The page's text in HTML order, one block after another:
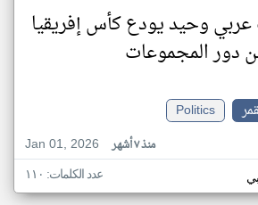
وحيد يودع كأس إفريقيا
Politics
Jan 01, 2026
منذ ٧ أشهر
عدد الكلمات: ١١٠